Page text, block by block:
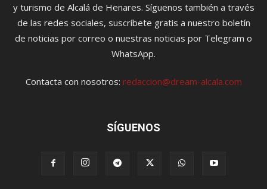
y turismo de Alcalá de Henares. Síguenos también a través
de las redes sociales, suscríbete gratis a nuestro boletín
de noticias por correo o nuestras noticias por Telegram o
WhatsApp.
Contacta con nosotros: redaccion@dream-alcala.com
SÍGUENOS